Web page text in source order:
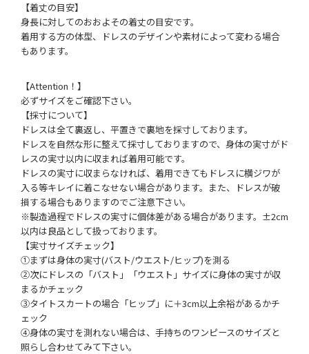
【着丈の目安】
身長に対してのおおよその着丈の目安です。
着用する方の体型、ドレスのデザインや素材によって変わる場合
もあります。
【Attention！】
必ずサイズをご確認下さい。
【採寸について】
ドレスは全て裏返し、平置きで裏地を採寸しております。
ドレスを自然な形に整えて採寸しておりますので、身体の実寸がド
レスの実寸以内に収まれば着用可能です。
ドレスの実寸に収まらなければ、着用できてもドレスに横ジワが
入る等キレイに着こなせない場合があります。また、ドレスが破
損する場合もありますのでご注意下さい。
※製造過程でドレスの実寸に個体差がある場合があります。±2cm
以内は良品として扱っております。
【実寸サイズチェック】
①まずは身体の実寸(バスト/ウエスト/ヒップ)を測る
②次にドレスの「バスト」「ウエスト」サイズに身体の実寸が収
まるかチェック
③タイトスカートの場合「ヒップ」に＋3cm以上余裕があるかチ
ェック
④身体の実寸を測れない場合は、手持ちのワンピースのサイズと
照らし合わせてみて下さい。